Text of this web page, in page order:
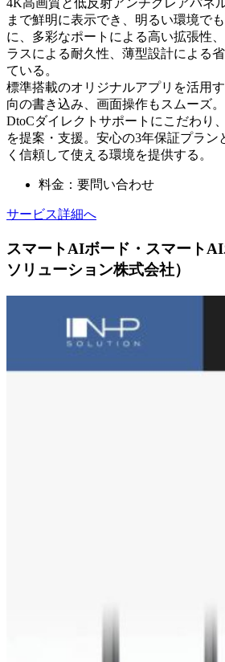
4K高画質と低反射アンチグレアパネ
まで鮮明に表示でき、明るい環境で
に、多彩なポートによる高い拡張性
ラスによる耐久性、薄型設計による
ている。
標準搭載のオリジナルアプリを活用
向の書き込み、画面操作もスムーズ。
DtoCダイレクトサポートにこだわり
を提案・支援。安心の3年保証プラン
く信頼して使える環境を提供する。
料金：要問い合わせ
サービス詳細へ
スマートAIボード・スマート
ソリューション株式会社）